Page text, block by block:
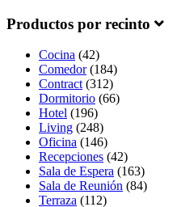
Productos por recinto
Cocina (42)
Comedor(184)
Contract (312)
Dormitorio (66)
Hotel (196)
Living (248)
Oficina (146)
Recepciones (42)
Sala de Espera (163)
Sala de Reunión (84)
Terraza (112)